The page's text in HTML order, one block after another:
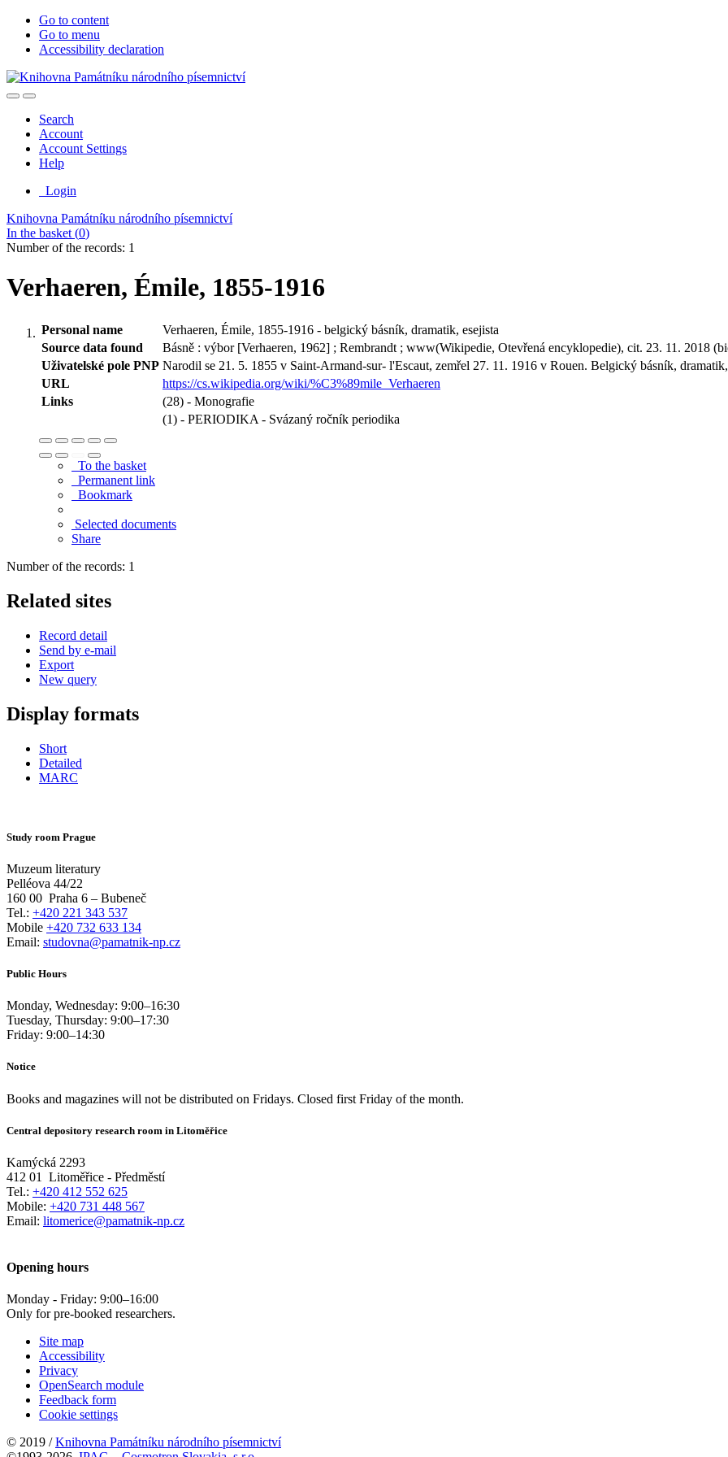
Go to content
Go to menu
Accessibility declaration
Search
Account
Account Settings
Help
Login
Knihovna Památníku národního písemnictví
In the basket (0)
Number of the records: 1
Verhaeren, Émile, 1855-1916
Personal name
Verhaeren, Émile, 1855-1916 - belgický básník, dramatik, esejista
Source data found
Básně : výbor [Verhaeren, 1962] ; Rembrandt ; www(Wikipedie, Otevřená encyklopedie), cit. 23. 11. 2018
Uživatelské pole PNP Narodil se 21. 5. 1855 v Saint-Armand-sur- l'Escaut, zemřel 27. 11. 1916 v Rouen. Belgický básník, dramatik,
URL
https://cs.wikipedia.org/wiki/%C3%89mile_Verhaeren
Links
(28) - Monografie
(1) - PERIODIKA - Svázaný ročník periodika
To the basket
Permanent link
Bookmark
Selected documents
Share
Number of the records: 1
Related sites
Record detail
Send by e-mail
Export
New query
Display formats
Short
Detailed
MARC
Study room Prague
Muzeum literatury
Pelléova 44/22
160 00 Praha 6 – Bubeneč
Tel.: +420 221 343 537
Mobile +420 732 633 134
Email: studovna@pamatnik-np.cz
Public Hours
Monday, Wednesday: 9:00–16:30
Tuesday, Thursday: 9:00–17:30
Friday: 9:00–14:30
Notice
Books and magazines will not be distributed on Fridays. Closed first Friday of the month.
Central depository research room in Litoměřice
Kamýcká 2293
412 01
Litoměřice - Předměstí
Tel.: +420 412 552 625
Mobile: +420 731 448 567
Email: litomerice@pamatnik-np.cz
Opening hours
Monday - Friday: 9:00–16:00
Only for pre-booked researchers.
Site map
Accessibility
Privacy
OpenSearch module
Feedback form
Cookie settings
© 2019 /Knihovna Památníku národního písemnictví